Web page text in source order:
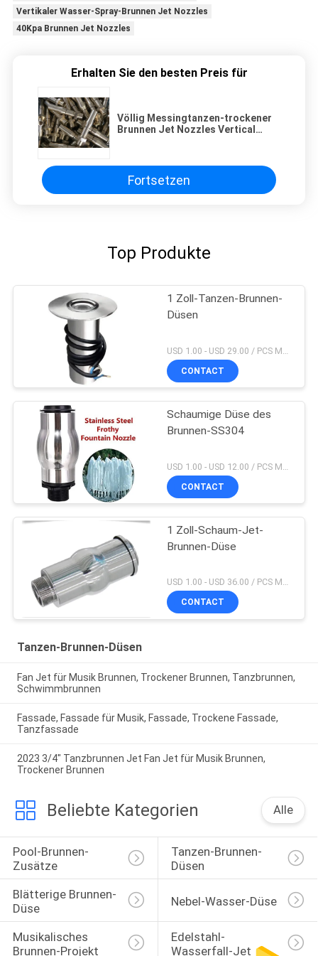
Vertikaler Wasser-Spray-Brunnen Jet Nozzles
40Kpa Brunnen Jet Nozzles
Erhalten Sie den besten Preis für
Völlig Messingtanzen-trockener
Brunnen Jet Nozzles Vertical
Fortsetzen
Top Produkte
1 Zoll-Tanzen-Brunnen-
Düsen
CONTACT
Schaumige Düse des
Brunnen-SS304
CONTACT
1 Zoll-Schaum-Jet-
Brunnen-Düse
USD 1.00 - USD 36.00 / PCS MOQ:PC 1
CONTACT
Tanzen-Brunnen-Düsen
Fan Jet für Musik Brunnen, Trockener Brunnen, Tanzbrunnen,
Schwimmbrunnen
Fassade, Fassade für Musik, Fassade, Trockene Fassade,
Tanzfassade
2023 3/4" Tanzbrunnen Jet Fan Jet für Musik Brunnen,
Trockener Brunnen
Beliebte Kategorien Alle
Pool-Brunnen-
Zusätze
Tanzen-Brunnen-
Düsen
Blätterige Brunnen-
Düse
Nebel-Wasser-Düse
Musikalisches
Brunnen-Projekt
Edelstahl-
Wasserfall-Jet